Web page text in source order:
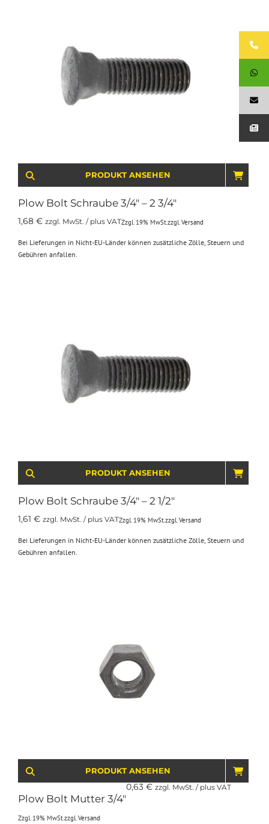
PRODUKT ANSEHEN
Plow Bolt Schraube 3/4″ – 2 3/4″
1,68 € zzgl. MwSt. / plus VATZzgl. 19% MwSt.zzgl.Versand
Bei Lieferungen in Nicht-EU-Länder können zusätzliche Zölle, Steuern und
Gebühren anfallen.
PRODUKT ANSEHEN
Plow Bolt Schraube 3/4″ – 2 1/2″
1,61 € zzgl. MwSt. / plus VATZzgl. 19% MwSt.zzgl.Versand
Bei Lieferungen in Nicht-EU-Länder können zusätzliche Zölle, Steuern und
Gebühren anfallen.
PRODUKT ANSEHEN
Plow Bolt Mutter 3/4″
0,63 € zzgl. MwSt. / plus VAT
Zzgl. 19% MwSt.zzgl.Versand